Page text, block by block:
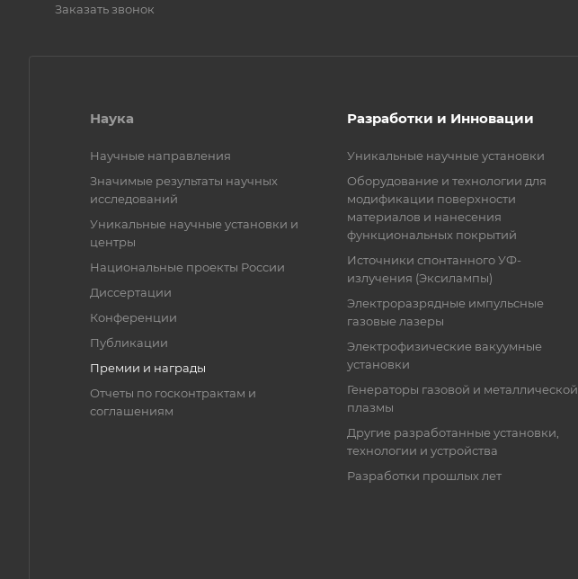
Заказать звонок
Наука
Научные направления
Значимые результаты научных
исследований
Уникальные научные установки и
центры
Национальные проекты России
Диссертации
Конференции
Публикации
Премии и награды
Отчеты по госконтрактам и
соглашениям
Разработки и Инновации
Уникальные научные установки
Оборудование и технологии для
модификации поверхности
материалов и нанесения
функциональных покрытий
Источники спонтанного УФ-
излучения (Эксилампы)
Электроразрядные импульсные
газовые лазеры
Электрофизические вакуумные
установки
Генераторы газовой и металлической
плазмы
Другие разработанные установки,
технологии и устройства
Разработки прошлых лет